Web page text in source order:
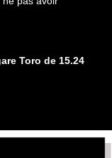
Toro de 15.24